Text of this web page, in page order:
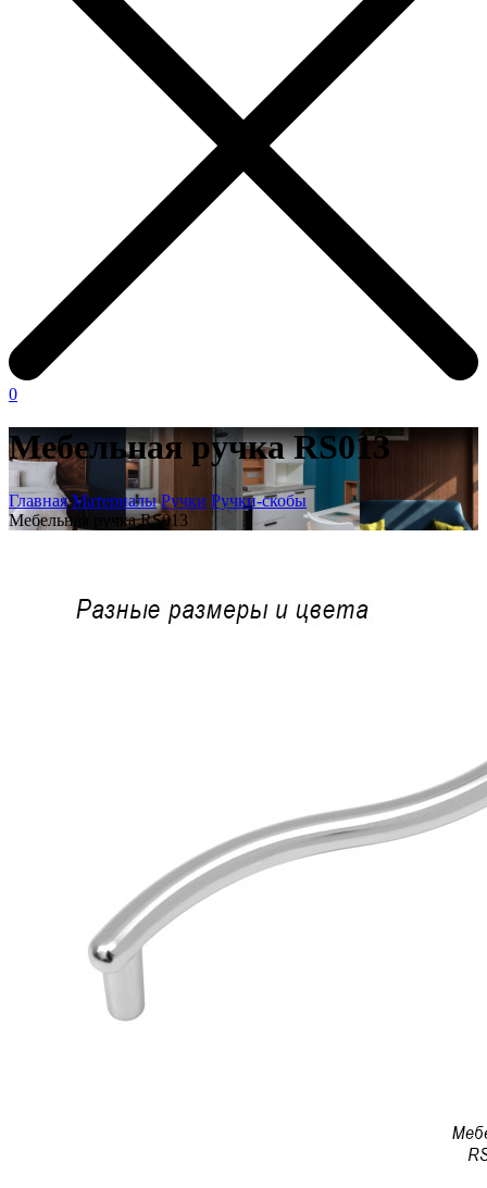
0
Мебельная ручка RS013
Главная Материалы Ручки Ручки-скобы
Мебельная ручка RS013